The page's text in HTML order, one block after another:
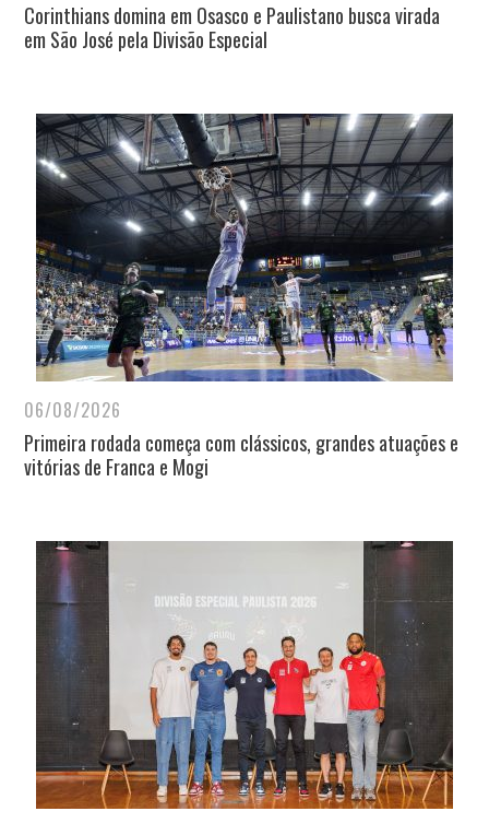
Corinthians domina em Osasco e Paulistano busca virada
em São José pela Divisão Especial
06/08/2026
Primeira rodada começa com clássicos, grandes atuações e
vitórias de Franca e Mogi